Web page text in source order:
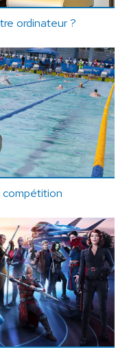
ordinateur ?
compétition